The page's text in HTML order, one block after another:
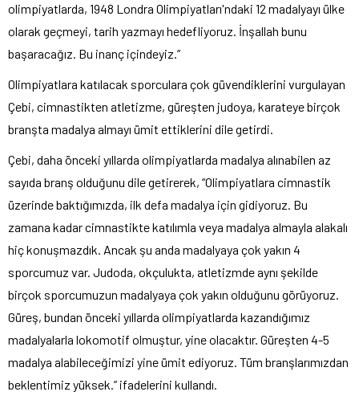
olimpiyatlarda, 1948 Londra Olimpiyatları'ndaki 12 madalyayı ülke
olarak geçmeyi, tarih yazmayı hedefliyoruz. İnşallah bunu
başaracağız. Bu inanç içindeyiz.”
Olimpiyatlara katılacak sporculara çok güvendiklerini vurgulayan
Çebi, cimnastikten atletizme, güreşten judoya, karateye birçok
branşta madalya almayı ümit ettiklerini dile getirdi.
Çebi, daha önceki yıllarda olimpiyatlarda madalya alınabilen az
sayıda branş olduğunu dile getirerek, “Olimpiyatlara cimnastik
üzerinde baktığımızda, ilk defa madalya için gidiyoruz. Bu
zamana kadar cimnastikte katılımla veya madalya almayla alakalı
hiç konuşmazdık. Ancak şu anda madalyaya çok yakın 4
sporcumuz var. Judoda, okçulukta, atletizmde aynı şekilde
birçok sporcumuzun madalyaya çok yakın olduğunu görüyoruz.
Güreş, bundan önceki yıllarda olimpiyatlarda kazandığımız
madalyalarla lokomotif olmuştur, yine olacaktır. Güreşten 4-5
madalya alabileceğimizi yine ümit ediyoruz. Tüm branşlarımızdan
beklentimiz yüksek.” ifadelerini kullandı.